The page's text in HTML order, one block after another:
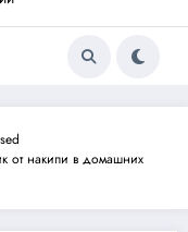
от накипи в домашних